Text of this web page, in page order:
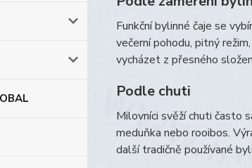
Funkční bylinné čaje se
večerní pohodu, pitný
vycházet z přesného
Podle chuti
Milovníci svěží chuti často
meduňka nebo rooibos.
další tradičně používané